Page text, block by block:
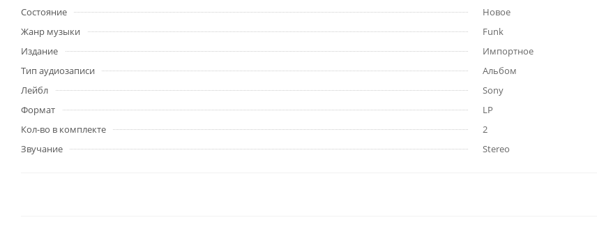
Состояние
Новое
Жанр музыки
Funk
Издание
Импортное
Тип аудиозаписи
Альбом
Лейбл
Sony
Формат
LP
Кол-во в комплекте
2
Звучание
Stereo